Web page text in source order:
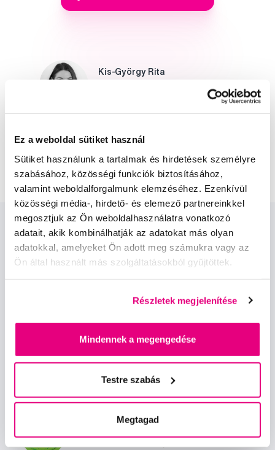
Ez a weboldal sütiket használ
Sütiket használunk a tartalmak és hirdetések személyre
szabásához, közösségi funkciók biztosításához,
valamint weboldalforgalmunk elemzéséhez. Ezenkívül
közösségi média-, hirdető- és elemező partnereinkkel
megosztjuk az Ön weboldalhasználatra vonatkozó
adatait, akik kombinálhatják az adatokat más olyan
adatokkal, amelyeket Ön adott meg számukra vagy az
Ön által használt más szolgáltatásokból gyűjtöttek.
Részletek megjelenítése
Mindennek a megengedése
Testre szabás
Megtagad
Kis-György Rita
a Profimed fogorvosa, Lioral Fogászati
és Szájsebészeti Klinika
Iratkozz fel
egyetértek a személyesadataim feldolgozásával